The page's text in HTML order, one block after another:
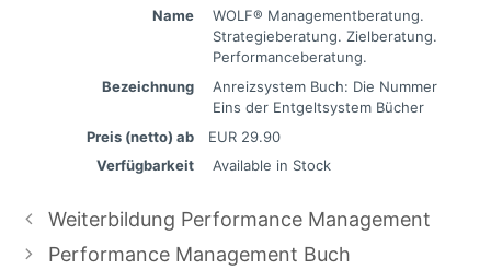
Name
WOLF® Managementberatung.
Strategieberatung. Zielberatung.
Performanceberatung.
Bezeichnung
Anreizsystem Buch: Die Nummer
Eins der Entgeltsystem Bücher
Preis (netto) ab
EUR29.90
Verfügbarkeit
Available in Stock
Weiterbildung Performance Management
Performance Management Buch